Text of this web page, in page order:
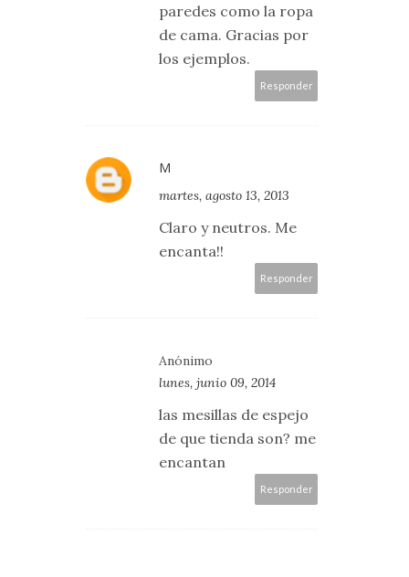
paredes como la ropa
de cama. Gracias por
los ejemplos.
Responder
M
martes, agosto 13, 2013
Claro y neutros. Me
encanta!!
Responder
Anónimo
lunes, junio 09, 2014
las mesillas de espejo
de que tienda son? me
encantan
Responder